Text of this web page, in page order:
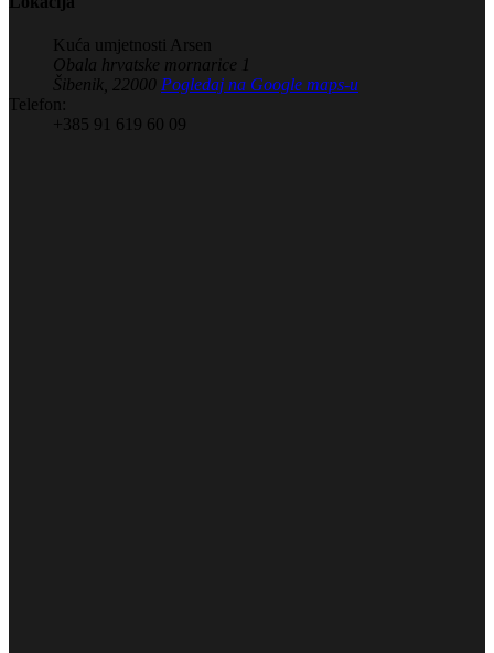
Kuća umjetnosti Arsen
Obala hrvatske mornarice 1
Šibenik
22000 Pogledaj na Google maps-u
Telefon:
+385 91 619 60 09